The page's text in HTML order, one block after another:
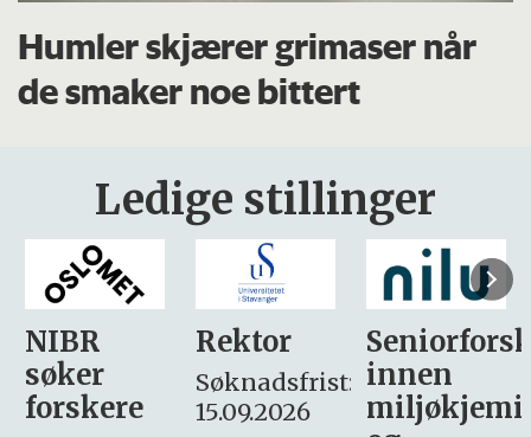
Humler skjærer grimaser når
de smaker noe bittert
Ledige stillinger
Rektor
Søknadsfrist:
15.09.2026
Seniorforsker
innen
miljøkjemi
søker